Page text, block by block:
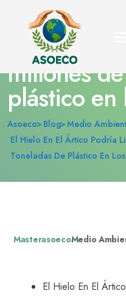
El hielo en
podría
millones
plástico en
Asoeco Blog Medio
El Hielo En El Ártico Podría
Toneladas De Plástico En
MasterasoecoMedio
El Hielo En El